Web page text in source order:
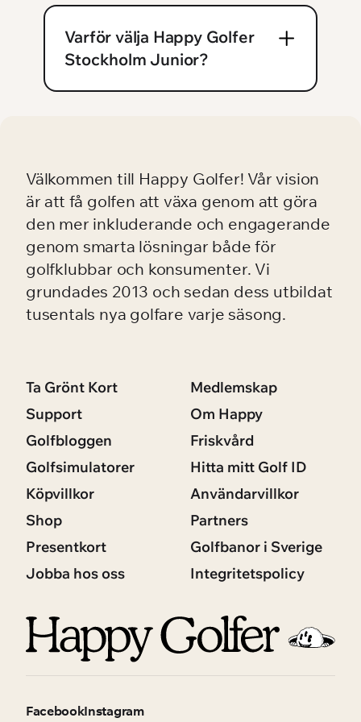
handicap, boka starttider och spela på
medlemskapet. Dessutom får juniorer
tillgång till medlemsförmåner.
Varför välja Happy Golfer
Stockholm Junior?
sätt att ge barn och ungdomar tillgång
Välkommen till Happy Golfer! Vår vision
är att få golfen att växa genom att göra
den mer inkluderande och engagerande
genom smarta lösningar både för
golfklubbar och konsumenter. Vi
grundades 2013 och sedan dess utbildat
tusentals nya golfare varje säsong.
Ta Grönt Kort
Medlemskap
Support
Om Happy
Golfbloggen
Friskvård
Golfsimulatorer
Hitta mitt Golf ID
Köpvillkor
Användarvillkor
Shop
Partners
Presentkort
Golfbanor i Sverige
Jobba hos oss
Integritetspolicy
FacebookInstagram